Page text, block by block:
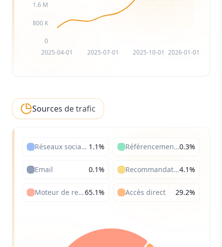
2025-04-01 2025-07-01 2025-10-01 2026-01-01
0
800 K
1.6 M
Sources de trafic
Réseaux sociaux 1.1% Référencement payant0.3%
Email 0.1% Recommandations4.1%
Moteur de recherche65.1% Accès direct 29.2%